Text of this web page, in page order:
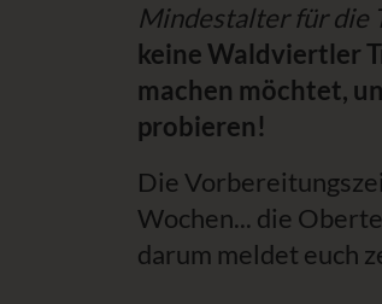
Mindestalter für die
keine Waldviertler
machen möchtet,
probieren!
Die
Wochen... die
darum meldet euch